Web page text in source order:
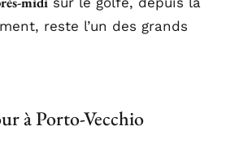
reste l’un des grands
à Porto-Vecchio